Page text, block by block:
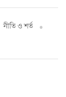
নীতি ও শর্ত